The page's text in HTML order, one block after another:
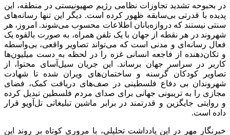
در بحبوحه تشدید تجاوزات نظامی رژیم صهیونیستی در منطقه، این
پدیده با قدرتی بی‌سابقه ظهور کرده است. دیگر این تنها رسانه‌های
سنتی نیستند که دروازه‌بانان اطلاعات محسوب می‌شوند. امروز، هر
شهروند در هر نقطه از جهان با یک تلفن همراه، به صورت بالقوه یک
فعال رسانه‌ای و مدنی است که می‌تواند تصاویر واقعی، بی‌واسطه
و تکان‌دهنده از فاجعه انسانی غزه را در لحظه به دست میلیون‌ها
کاربر در سراسر جهان برساند. این جریان سیل‌آسای محتوا، از
تصاویر کودکان گرسنه و ساختمان‌های ویران شده تا شهادت
شهروندان بی دفاع فلسطینی در صف‌های دریافت کمک، فضای
مجازی را به تریبونی جهانی برای صدای مردم فلسطین تبدیل کرده
و روایتی جایگزین و قدرتمند در برابر ماشین تبلیغاتی تل‌آویو قرار
داده است.
خبرنگار مهر در این یادداشت تحلیلی، با مروری کوتاه بر روند این